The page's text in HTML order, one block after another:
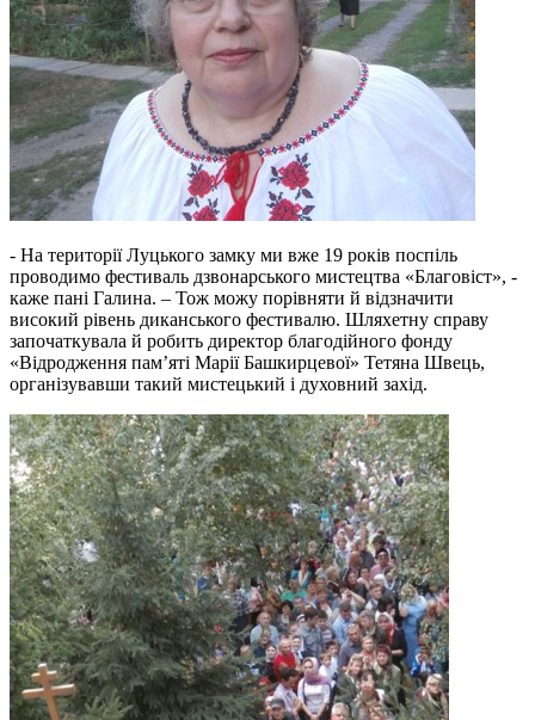
- На території Луцького замку ми вже 19 років поспіль
проводимо фестиваль дзвонарського мистецтва «Благовіст», -
каже пані Галина. – Тож можу порівняти й відзначити
високий рівень диканського фестивалю. Шляхетну справу
започаткувала й робить директор благодійного фонду
«Відродження пам’яті Марії Башкирцевої» Тетяна Швець,
організувавши такий мистецький і духовний захід.